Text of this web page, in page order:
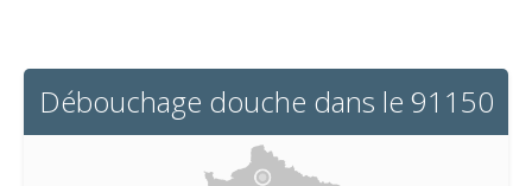
Débouchage douche dans le 91150